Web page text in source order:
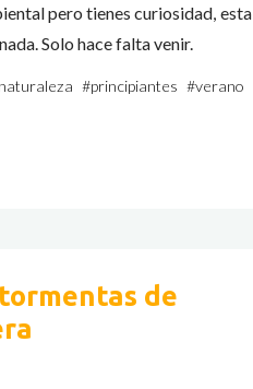
pero tienes curiosidad, esta
Solo hace falta venir.
#principiantes #verano
de